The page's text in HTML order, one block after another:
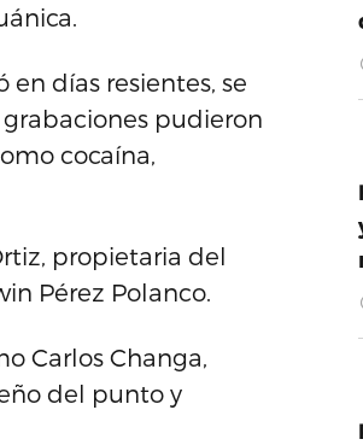
días resientes, se
pudieron
cocaína,
propietaria del
Pérez Polanco.
Carlos Changa,
del punto y